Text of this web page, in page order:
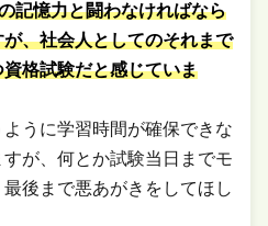
記憶力と闘わなければなら
、社会人としてのそれまで
格試験だと感じていま
うに学習時間が確保できな
が、何とか試験当日までモ
後まで悪あがきをしてほし